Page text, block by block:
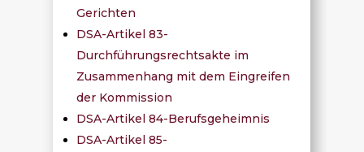
Gerichten
DSA-Artikel 83-
Durchführungsrechtsakte im
Zusammenhang mit dem Eingreifen
der Kommission
DSA-Artikel 84-Berufsgeheimnis
DSA-Artikel 85-